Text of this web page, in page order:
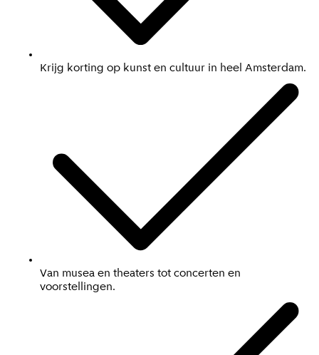
Krijg korting op kunst en cultuur in heel Amsterdam.
Van musea en theaters tot concerten en
voorstellingen.